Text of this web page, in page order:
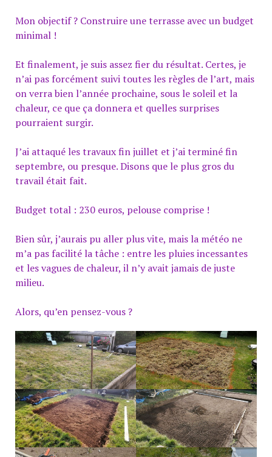
Mon objectif ? Construire une terrasse avec un budget
minimal !
Et finalement, je suis assez fier du résultat. Certes, je
n’ai pas forcément suivi toutes les règles de l’art, mais
on verra bien l’année prochaine, sous le soleil et la
chaleur, ce que ça donnera et quelles surprises
pourraient surgir.
J’ai attaqué les travaux fin juillet et j’ai terminé fin
septembre, ou presque. Disons que le plus gros du
travail était fait.
Budget total : 230 euros, pelouse comprise !
Bien sûr, j’aurais pu aller plus vite, mais la météo ne
m’a pas facilité la tâche : entre les pluies incessantes
et les vagues de chaleur, il n’y avait jamais de juste
milieu.
Alors, qu’en pensez-vous ?